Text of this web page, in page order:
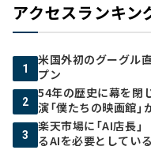
アクセスランキン
1
米国外初のグーグル
プン
2
54年の歴史に幕を閉
演「僕たちの映画館」
3
楽天市場に「AI店長
るAIを必要としている